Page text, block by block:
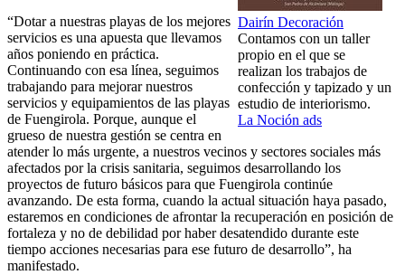
Dairín Decoración
Contamos con un taller
propio en el que se
realizan los trabajos de
confección y tapizado y un
estudio de interiorismo.
La Noción ads
“Dotar a nuestras playas de los mejores
servicios es una apuesta que llevamos
años poniendo en práctica.
Continuando con esa línea, seguimos
trabajando para mejorar nuestros
servicios y equipamientos de las playas
de Fuengirola. Porque, aunque el
grueso de nuestra gestión se centra en
atender lo más urgente, a nuestros vecinos y sectores sociales más
afectados por la crisis sanitaria, seguimos desarrollando los
proyectos de futuro básicos para que Fuengirola continúe
avanzando. De esta forma, cuando la actual situación haya pasado,
estaremos en condiciones de afrontar la recuperación en posición de
fortaleza y no de debilidad por haber desatendido durante este
tiempo acciones necesarias para ese futuro de desarrollo”, ha
manifestado.